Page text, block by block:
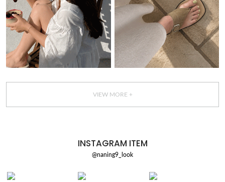
VIEW MORE +
INSTAGRAM ITEM
@naning9_look